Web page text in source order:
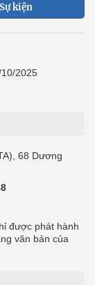
Sự kiện
2025
68 Dương
được phát hành
văn bản của